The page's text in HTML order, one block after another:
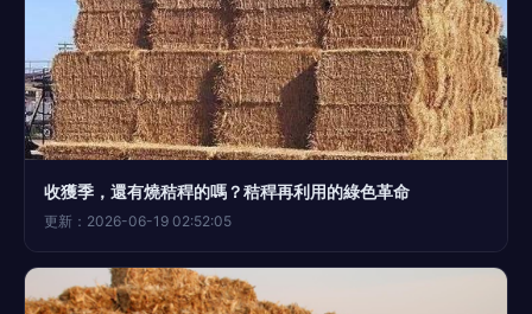
收獲季，還有燒秸稈的嗎？秸稈再利用的綠色革命
更新：2026-06-19 02:52:05